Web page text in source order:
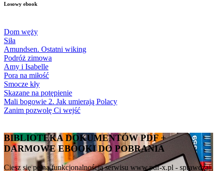
Losowy ebook
Dom węży
Siła
Amundsen. Ostatni wiking
Podróż zimowa
Amy i Isabelle
Pora na miłość
Smocze kły
Skazane na potępienie
Mali bogowie 2. Jak umierają Polacy
Zanim pozwolę Ci wejść
BIBLIOTEKA DOKUMENTÓW PDF +
DARMOWE EBOOKI DO POBRANIA
Ciesz się pełną funkcjonalnością serwisu www.pdf-x.pl - sprawdzaj